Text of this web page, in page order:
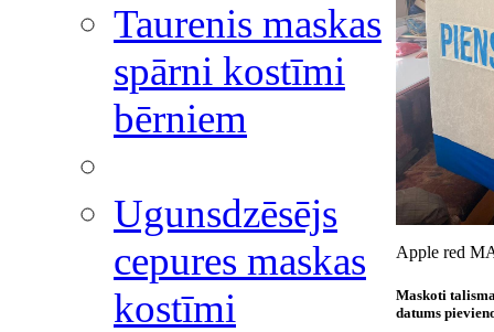
Taurenis maskas
spārni kostīmi
bērniem
Ugunsdzēsējs
cepures maskas
kostīmi
Apple red
Maskoti
datums